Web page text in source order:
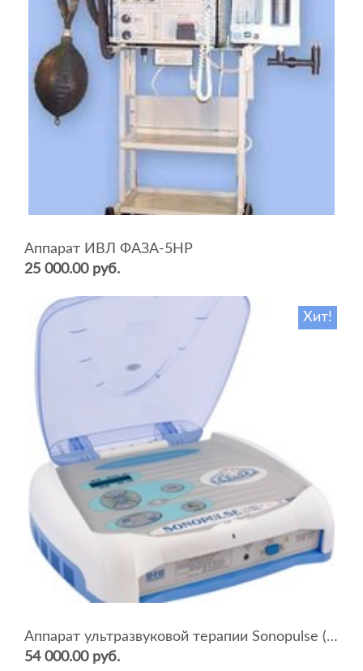
Аппарат ИВЛ ФАЗА-5НР
25 000.00 руб.
Хит!
Аппарат ультразвуковой терапии Sonopulse (мультичастотный 1 и 3 Мгц)
54 000.00 руб.